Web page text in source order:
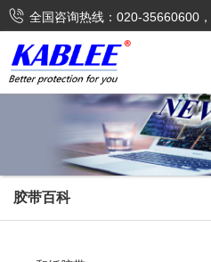
 全国咨询热线：020-35660600
胶带百科